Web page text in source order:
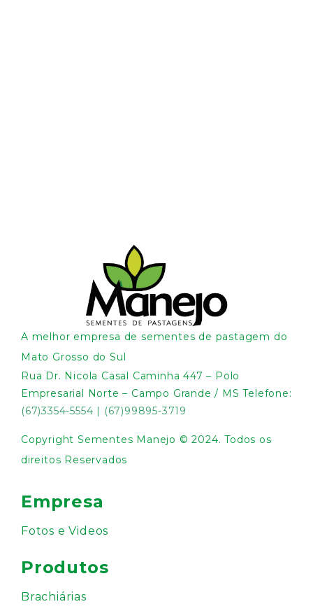
A melhor empresa de sementes de pastagem do
Mato Grosso do Sul
Rua Dr. Nicola Casal Caminha 447 – Polo
Empresarial Norte – Campo Grande / MS Telefone:
(67)3354-5554 | (67)99895-3719
Copyright Sementes Manejo © 2024. Todos os
direitos Reservados
Empresa
Fotos e Videos
Produtos
Brachiárias